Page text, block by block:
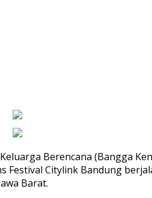
Berencana (Bangga
Citylink Bandung
Barat.